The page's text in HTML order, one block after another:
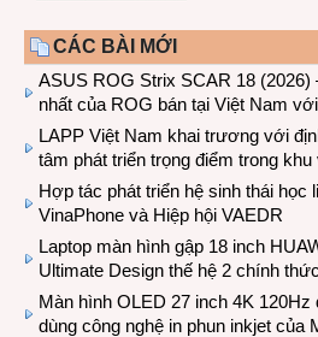
CÁC BÀI MỚI
ASUS ROG Strix SCAR 18 (2026)
nhất của ROG bán tại Việt Nam
LAPP Việt Nam khai trương với
tâm phát triển trọng điểm trong
Hợp tác phát triển hệ sinh thái học
VinaPhone và Hiệp hội VAEDR
Laptop màn hình gập 18 inch
Ultimate Design thế hệ 2 chính
Màn hình OLED 27 inch 4K 120Hz
dùng công nghệ in phun inkjet của